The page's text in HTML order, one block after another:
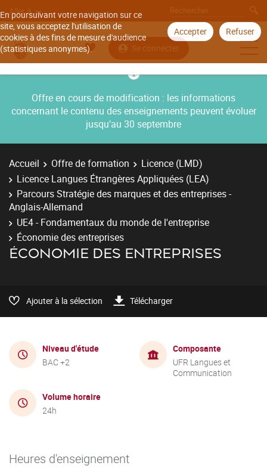
En poursuivant votre navigation sur ce
site, vous acceptez l'utilisation de
cookies à des fins de mesure d'audience
(statistiques anonymes).
Accepter Refuser
Aller à
Se connecter
Offre en cours de modification : les informations
concernant le contenu des enseignements peuvent évoluer
jusqu’au 30 septembre
Accueil Offre de formation
Licence (LMD)
Licence Langues Étrangères Appliquées (LEA)
Parcours Stratégie des marques et des entreprises -
Anglais-Allemand
UE4 - Fondamentaux du monde de l'entreprise
Économie des entreprises
ÉCONOMIE DES ENTREPRISES
Ajouter à la sélection Télécharger
Niveau d'étude
BAC +2
Composante
UFR Langues et
Communication
Volume horaire
24h
Heures d'enseignement